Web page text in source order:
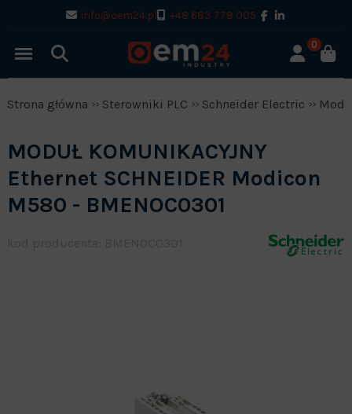
info@oem24.pl +48 683 778 005
0
Strona główna Sterowniki PLC Schneider Electric
MODUŁ KOMUNIKACYJNY
Ethernet SCHNEIDER Modicon
M580 - BMENOC0301